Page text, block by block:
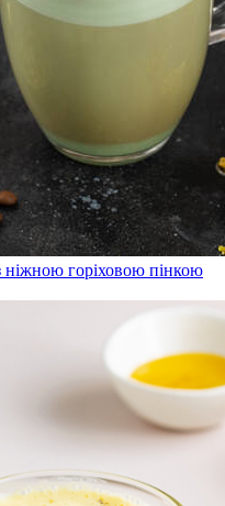
ніжною горіховою пінкою